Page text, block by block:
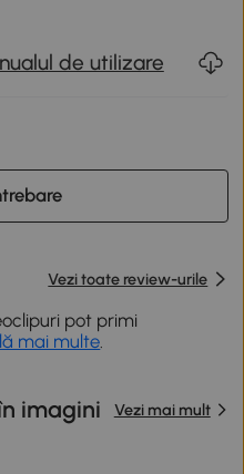
de utilizare
Vezi toate review-urile
pot primi
mai multe.
imagini Vezi mai mult